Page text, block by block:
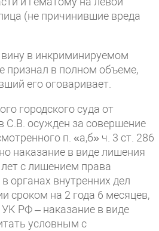
(не причинившие вреда
в инкриминируемом
признал в полном объеме,
его оговаривает.
городского суда от
С.В. осужден за совершение
п. «а,б» ч. 3 ст. 286
наказание в виде лишения
с лишением права
органах внутренних дел
сроком на 2 года 6 месяцев,
РФ – наказание в виде
условным с